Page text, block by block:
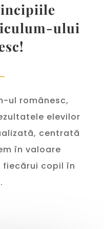
ului
ul românesc,
elevilor
centrată
în valoare
copil în